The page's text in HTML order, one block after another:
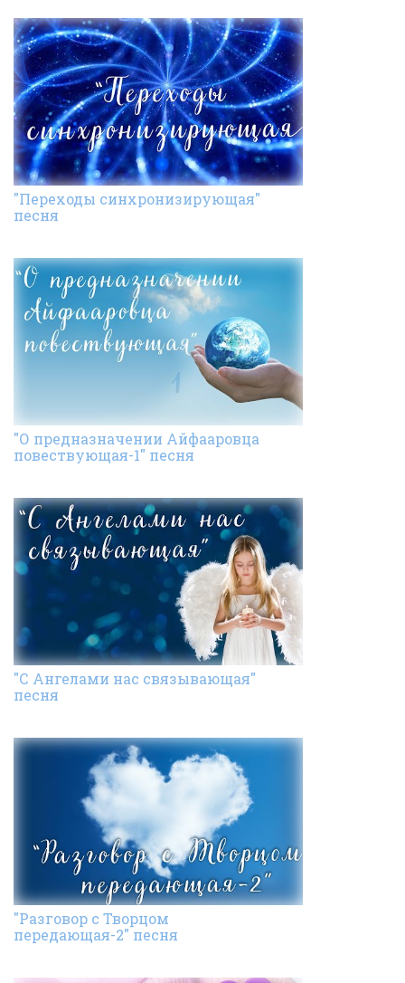
"Переходы синхронизирующая"
песня
"О предназначении Айфааровца
повествующая-1" песня
"С Ангелами нас связывающая"
песня
"Разговор с Творцом
передающая-2" песня